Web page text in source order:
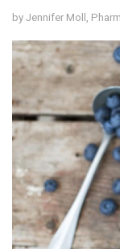
by Jennifer Moll,